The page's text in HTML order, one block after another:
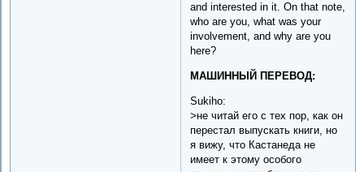
and interested in it. On that note,
who are you, what was your
involvement, and why are you
here?
МАШИННЫЙ ПЕРЕВОД:
Sukiho:
>не читай его с тех пор, как он
перестал выпускать книги, но
я вижу, что Кастанеда не
имеет к этому особого